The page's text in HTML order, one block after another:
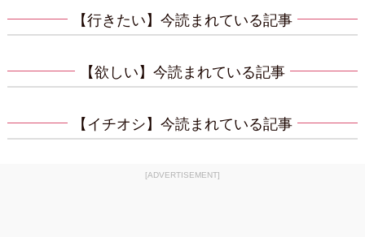
【行きたい】今読まれている記事
【欲しい】今読まれている記事
【イチオシ】今読まれている記事
[ADVERTISEMENT]